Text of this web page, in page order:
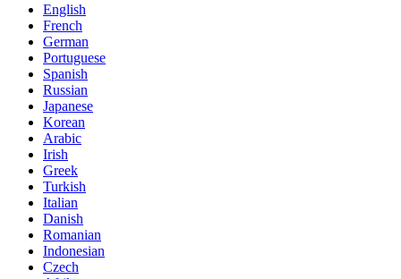
English
French
German
Portuguese
Spanish
Russian
Japanese
Korean
Arabic
Irish
Greek
Turkish
Italian
Danish
Romanian
Indonesian
Czech